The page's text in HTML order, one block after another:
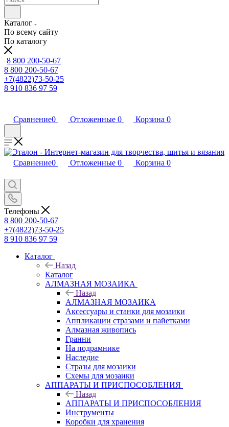
Каталог
По всему сайту
По каталогу
8 800 200-50-67
8 800 200-50-67
+7(4822)73-50-25
8 910 836 97 59
Сравнение0 Отложенные 0 Корзина 0
Сравнение0 Отложенные 0 Корзина 0
Телефоны
8 800 200-50-67
+7(4822)73-50-25
8 910 836 97 59
Каталог
Назад
Каталог
АЛМАЗНАЯ МОЗАИКА
Назад
АЛМАЗНАЯ МОЗАИКА
Аксессуары и станки для мозаики
Аппликации стразами и пайетками
Алмазная живопись
Гранни
На подрамнике
Наследие
Стразы для мозаики
Схемы для мозаики
АППАРАТЫ И ПРИСПОСОБЛЕНИЯ
Назад
АППАРАТЫ И ПРИСПОСОБЛЕНИЯ
Инструменты
Коробки для хранения